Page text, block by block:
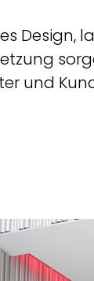
Design,
und